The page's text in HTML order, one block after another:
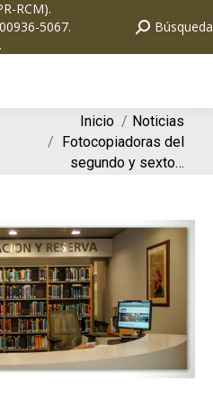
RCM).
5067.
Búsqueda
Estás aquí:Inicio
Noticias
Fotocopiadoras del
segundo y sexto…